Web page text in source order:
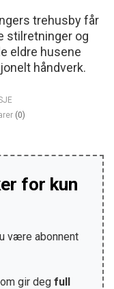
trehusby får
stilretninger og
eldre husene
håndverk.
(0)
for kun
være abonnent
gir deg full